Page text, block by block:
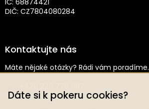
Dáte si k pokeru cookies?
IČ: 68874421
DIČ: CZ7804080284
Kontaktujte nás
Máte nějaké otázky? Rádi vám poradíme.
(Po–Pá: 8:30–16:00)